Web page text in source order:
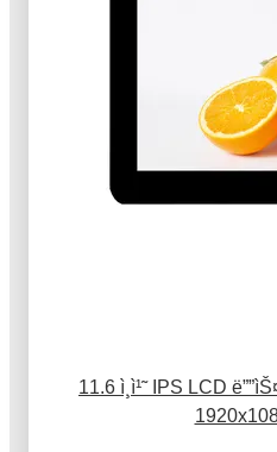
11.6 ì¸ì¹˜ IPS LCD